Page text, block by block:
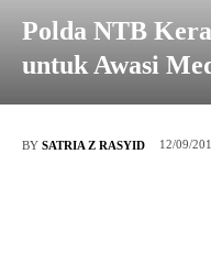
Polda NTB
untuk Awasi
BY SATRIA Z RASYID 12/09/